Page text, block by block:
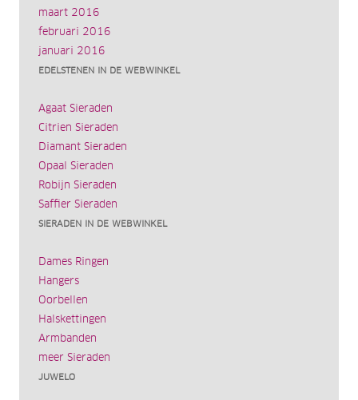
maart 2016
februari 2016
januari 2016
EDELSTENEN IN DE WEBWINKEL
Agaat Sieraden
Citrien Sieraden
Diamant Sieraden
Opaal Sieraden
Robijn Sieraden
Saffier Sieraden
SIERADEN IN DE WEBWINKEL
Dames Ringen
Hangers
Oorbellen
Halskettingen
Armbanden
meer Sieraden
JUWELO